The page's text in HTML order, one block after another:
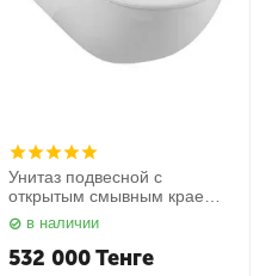
Унитаз подвесной с
открытым смывным краем в
комплекте с сиденьем
Subway 2.0 5614 R2 01
Villeroy&Boch
в наличии
532 000Тенге